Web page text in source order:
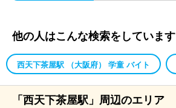
他の人はこんな検索をしています
西天下茶屋駅 （大阪府） 学童 バイト
「西天下茶屋駅」周辺のエリア